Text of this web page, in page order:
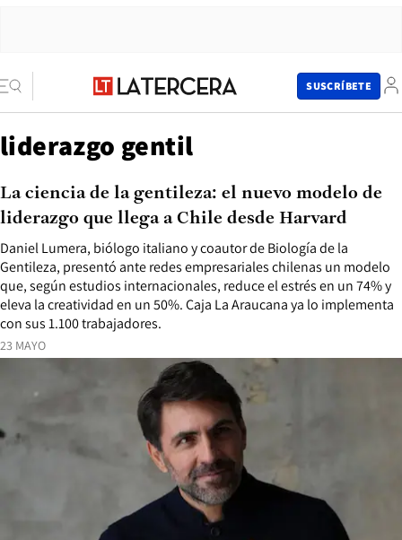
SUSCRÍBETE
liderazgo gentil
23 MAYO
Daniel Lumera, biólogo italiano y coautor de Biología de la
Gentileza, presentó ante redes empresariales chilenas un modelo
que, según estudios internacionales, reduce el estrés en un 74% y
eleva la creatividad en un 50%. Caja La Araucana ya lo implementa
con sus 1.100 trabajadores.
La ciencia de la gentileza: el nuevo modelo de
liderazgo que llega a Chile desde Harvard